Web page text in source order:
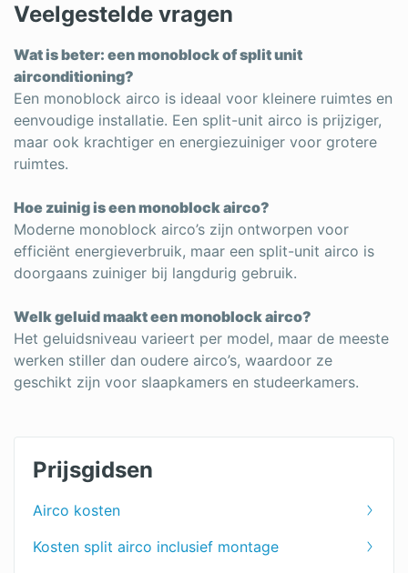
Veelgestelde vragen
Wat is beter: een monoblock of split unit
airconditioning?
Een monoblock airco is ideaal voor kleinere ruimtes en
eenvoudige installatie. Een split-unit airco is prijziger,
maar ook krachtiger en energiezuiniger voor grotere
ruimtes.
Hoe zuinig is een monoblock airco?
Moderne monoblock airco’s zijn ontworpen voor
efficiënt energieverbruik, maar een split-unit airco is
doorgaans zuiniger bij langdurig gebruik.
Welk geluid maakt een monoblock airco?
Het geluidsniveau varieert per model, maar de meeste
werken stiller dan oudere airco’s, waardoor ze
geschikt zijn voor slaapkamers en studeerkamers.
Prijsgidsen
Airco kosten
Kosten split airco inclusief montage